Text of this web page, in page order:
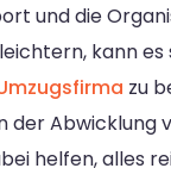
und die
kann es
zu
der Abwicklung
helfen, alles